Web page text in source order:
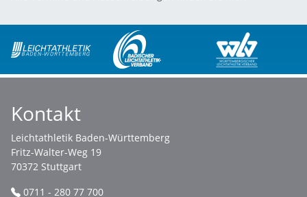
Kontakt
Leichtathletik Baden-Württemberg
Fritz-Walter-Weg 19
70372 Stuttgart
0711 - 280 77 700